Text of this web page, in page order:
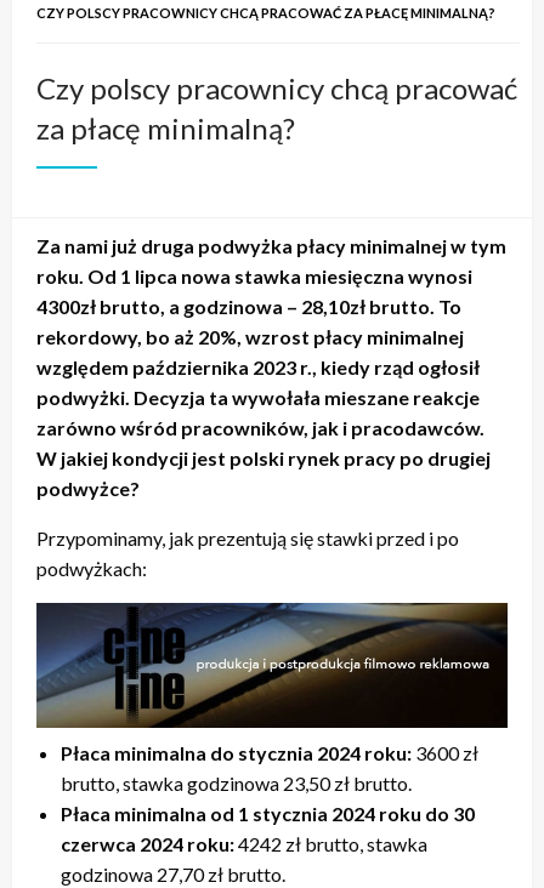
CZY POLSCY PRACOWNICY CHCĄ PRACOWAĆ ZA PŁACĘ MINIMALNĄ?
Czy polscy pracownicy chcą pracować
za płacę minimalną?
Za nami już druga podwyżka płacy minimalnej w tym
roku. Od 1 lipca nowa stawka miesięczna wynosi
4300zł brutto, a godzinowa – 28,10zł brutto. To
rekordowy, bo aż 20%, wzrost płacy minimalnej
względem października 2023 r., kiedy rząd ogłosił
podwyżki. Decyzja ta wywołała mieszane reakcje
zarówno wśród pracowników, jak i pracodawców.
W jakiej kondycji jest polski rynek pracy po drugiej
podwyżce?
Przypominamy, jak prezentują się stawki przed i po
podwyżkach:
Płaca minimalna do stycznia 2024 roku: 3600 zł
brutto, stawka godzinowa 23,50 zł brutto.
Płaca minimalna od 1 stycznia 2024 roku do 30
czerwca 2024 roku:4242 zł brutto, stawka
godzinowa 27,70 zł brutto.